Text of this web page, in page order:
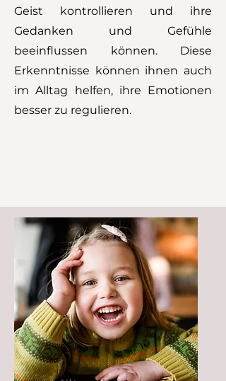
Geist kontrollieren und ihre
Gedanken und Gefühle
beeinflussen können. Diese
Erkenntnisse können ihnen auch
im Alltag helfen, ihre Emotionen
besser zu regulieren.